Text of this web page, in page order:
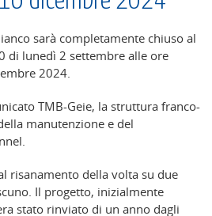
sarà completamente chiuso al
di lunedì 2 settembre alle ore
2024.
TMB-Geie, la struttura franco-
manutenzione e del
risanamento della volta su due
Il progetto, inizialmente
stato rinviato di un anno dagli